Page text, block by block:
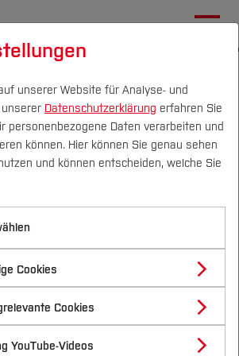
Personen DE|EN Quicklinks
Einschreiben
und Prüfungen
Studium
& Transfer
und Transferprofil
(FuT)
Förderung
studieren
beim IEEE EMC
Studierende der
der Hochschule
unserer Website für Analyse- und
unserer Datenschutzerklärung erfahren Sie
personenbezogene Daten verarbeiten und
können. Hier können Sie genau sehen
und können entscheiden, welche Sie
Cookies
Cookies
YouTube-Videos